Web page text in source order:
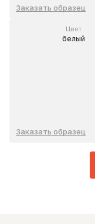
Заказать образец
Цвет
белый
Заказать образец